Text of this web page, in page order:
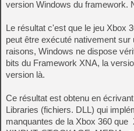
version Windows du framework.
Le résultat c'est que le jeu Xbox
peut être exécuté nativement
raisons, Windows ne dispose
bits du Framework XNA, la
version là.
Ce résultat est obtenu en
Libraries (fichiers. DLL) qui
manquantes de la Xbox 360 que